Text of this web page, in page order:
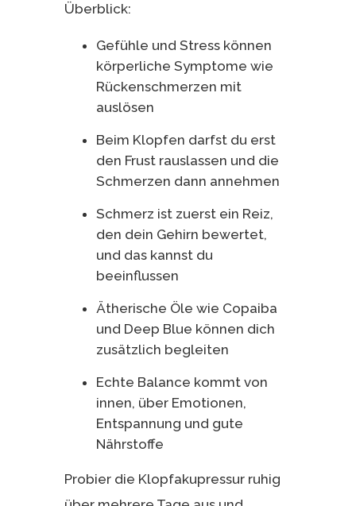
Überblick:
Gefühle und Stress können
körperliche Symptome wie
Rückenschmerzen mit
auslösen
Beim Klopfen darfst du erst
den Frust rauslassen und die
Schmerzen dann annehmen
Schmerz ist zuerst ein Reiz,
den dein Gehirn bewertet,
und das kannst du
beeinflussen
Ätherische Öle wie Copaiba
und Deep Blue können dich
zusätzlich begleiten
Echte Balance kommt von
innen, über Emotionen,
Entspannung und gute
Nährstoffe
Probier die Klopfakupressur ruhig